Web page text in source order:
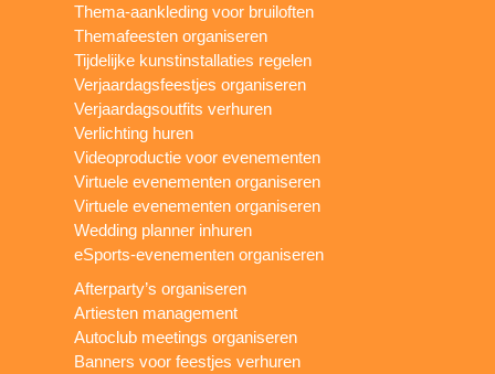
Thema-aankleding voor bruiloften
Themafeesten organiseren
Tijdelijke kunstinstallaties regelen
Verjaardagsfeestjes organiseren
Verjaardagsoutfits verhuren
Verlichting huren
Videoproductie voor evenementen
Virtuele evenementen organiseren
Virtuele evenementen organiseren
Wedding planner inhuren
eSports-evenementen organiseren
Afterparty’s organiseren
Artiesten management
Autoclub meetings organiseren
Banners voor feestjes verhuren